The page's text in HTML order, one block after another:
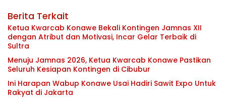
Berita Terkait
Ketua Kwarcab Konawe Bekali Kontingen Jamnas XII
dengan Atribut dan Motivasi, Incar Gelar Terbaik di
Sultra
Menuju Jamnas 2026, Ketua Kwarcab Konawe Pastikan
Seluruh Kesiapan Kontingen di Cibubur
Ini Harapan Wabup Konawe Usai Hadiri Sawit Expo Untuk
Rakyat di Jakarta